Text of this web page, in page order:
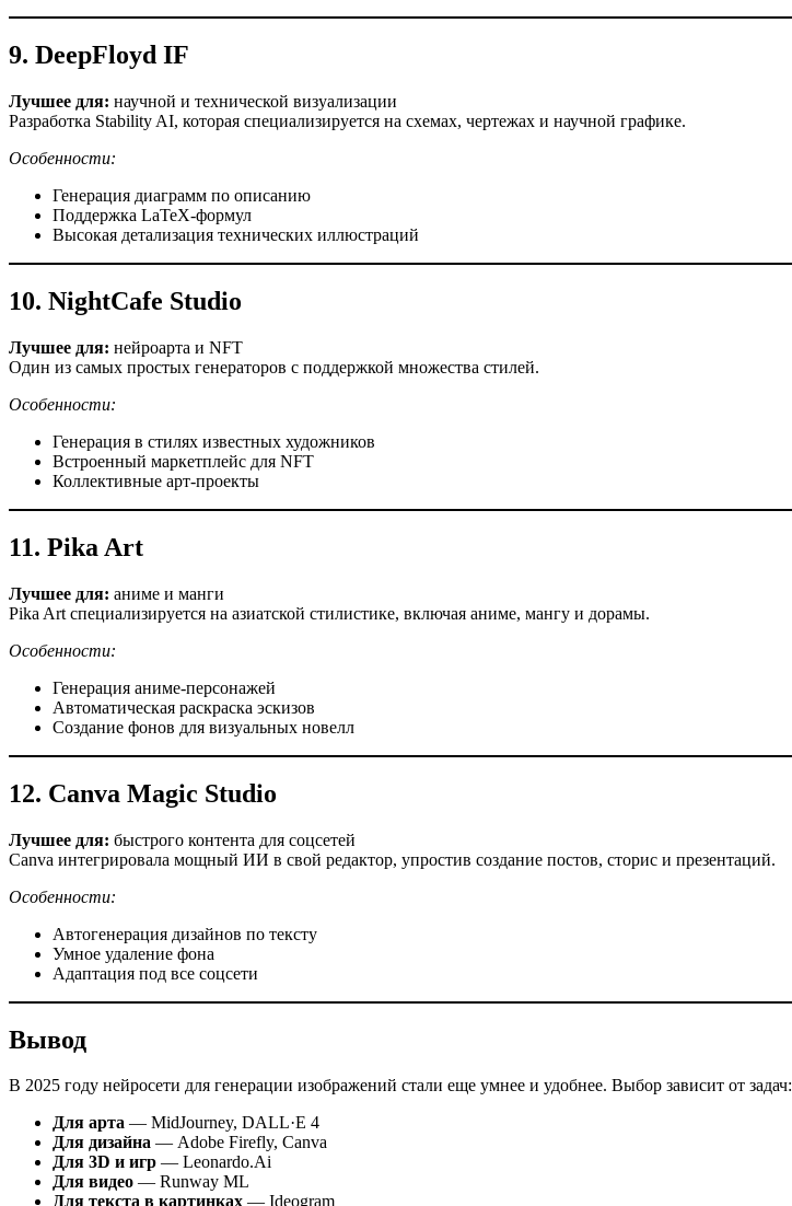
9. DeepFloyd IF
Лучшее для: научной и технической визуализации
Разработка Stability AI, которая специализируется на схемах, чертежах и научной графике.
Особенности:
Генерация диаграмм по описанию
Поддержка LaTeX-формул
Высокая детализация технических иллюстраций
10. NightCafe Studio
Лучшее для: нейроарта и NFT
Один из самых простых генераторов с поддержкой множества стилей.
Особенности:
Генерация в стилях известных художников
Встроенный маркетплейс для NFT
Коллективные арт-проекты
11. Pika Art
Лучшее для: аниме и манги
Pika Art специализируется на азиатской стилистике, включая аниме, мангу и дорамы.
Особенности:
Генерация аниме-персонажей
Автоматическая раскраска эскизов
Создание фонов для визуальных новелл
12. Canva Magic Studio
Лучшее для: быстрого контента для соцсетей
Canva интегрировала мощный ИИ в свой редактор, упростив создание постов, сторис и презентаций.
Особенности:
Автогенерация дизайнов по тексту
Умное удаление фона
Адаптация под все соцсети
Вывод
В 2025 году нейросети для генерации изображений стали еще умнее и удобнее. Выбор зависит от задач:
Для арта — MidJourney, DALL·E 4
Для дизайна — Adobe Firefly, Canva
Для 3D и игр — Leonardo.Ai
Для видео — Runway ML
Для текста в картинках — Ideogram